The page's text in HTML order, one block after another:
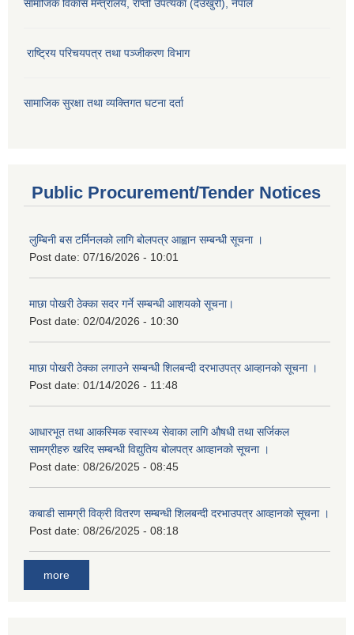
सामाजिक विकास मन्‍‍त्रालय, राप्ती उपत्यका (देउखुरी), नेपाल
राष्ट्रिय परिचयपत्र तथा पञ्जीकरण विभाग
सामाजिक सुरक्षा तथा व्यक्तिगत घटना दर्ता
Public Procurement/Tender Notices
लुम्बिनी बस टर्मिनलको लागि बोलपत्र आह्वान सम्बन्धी सूचना ।
Post date: 07/16/2026 - 10:01
माछा पोखरी ठेक्का सदर गर्ने सम्बन्धी आशयको सूचना।
Post date: 02/04/2026 - 10:30
माछा पोखरी ठेक्का लगाउने सम्बन्धी शिलबन्दी दरभाउपत्र आव्हानको सूचना ।
Post date: 01/14/2026 - 11:48
आधारभूत तथा आकस्मिक स्वास्थ्य सेवाका लागि औषधी तथा सर्जिकल
सामग्रीहरु खरिद सम्बन्धी विद्युतिय बोलपत्र आव्हानको सूचना ।
Post date: 08/26/2025 - 08:45
कबाडी सामग्री विक्री वितरण सम्बन्धी शिलबन्दी दरभाउपत्र आव्हानको सूचना ।
Post date: 08/26/2025 - 08:18
more